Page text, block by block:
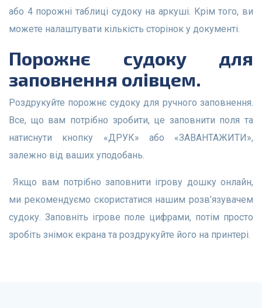
або 4 порожні таблиці судоку на аркуші. Крім того, ви
можете налаштувати кількість сторінок у документі.
Порожнє судоку для
заповнення олівцем.
Роздрукуйте порожнє судоку для ручного заповнення.
Все, що вам потрібно зробити, це заповнити поля та
натиснути кнопку «ДРУК» або «ЗАВАНТАЖИТИ»,
залежно від ваших уподобань.
Якщо вам потрібно заповнити ігрову дошку онлайн,
ми рекомендуємо скористатися нашим розв’язувачем
судоку. Заповніть ігрове поле цифрами, потім просто
зробіть знімок екрана та роздрукуйте його на принтері.